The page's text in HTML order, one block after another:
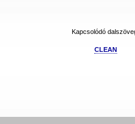
Kapcsolódó
CLEAN